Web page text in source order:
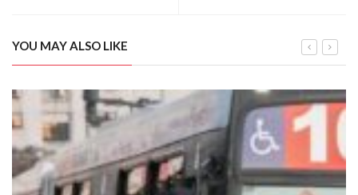
YOU MAY ALSO LIKE